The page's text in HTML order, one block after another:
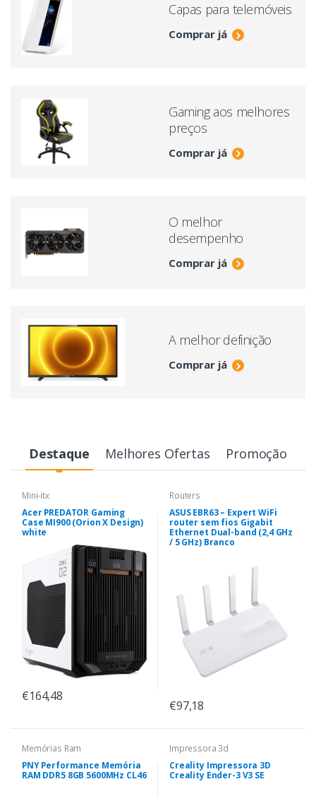
Capas para telemóveis
Comprar já
Gaming aos melhores
preços
Comprar já
O melhor
desempenho
Comprar já
A melhor definição
Comprar já
Destaque Melhores Ofertas Promoção
Mini-itx
Acer PREDATOR Gaming
Case MI900 (Orion X Design)
white
€164,48
Routers
ASUS EBR63 – Expert WiFi
router sem fios Gigabit
Ethernet Dual-band (2,4 GHz
/ 5 GHz) Branco
€97,18
Memórias Ram
PNY Performance Memória
RAM DDR5 8GB 5600MHz CL46
Impressora 3d
Creality Impressora 3D
Creality Ender-3 V3 SE